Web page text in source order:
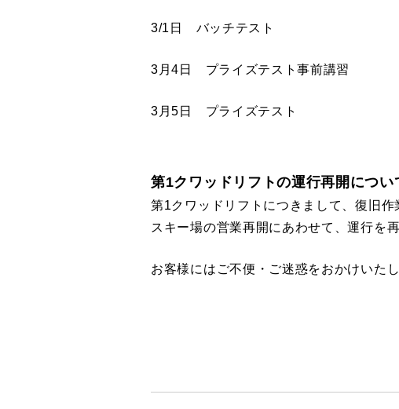
3/1日 バッチテスト
3月4日 プライズテスト事前講習
3月5日 プライズテスト
第1クワッドリフトの運行再開につい
第1クワッドリフトにつきまして、復旧作
スキー場の営業再開にあわせて、運行を
お客様にはご不便・ご迷惑をおかけいた